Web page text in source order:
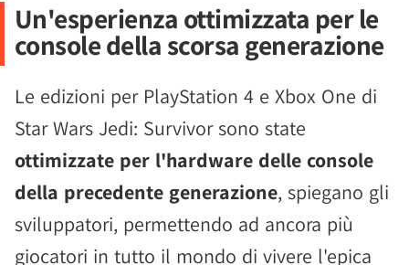
Un'esperienza ottimizzata per le
console della scorsa generazione
Le edizioni per PlayStation 4 e Xbox One di
Star Wars Jedi: Survivor sono state
ottimizzate per l'hardware delle console
della precedente generazione, spiegano gli
sviluppatori, permettendo ad ancora più
giocatori in tutto il mondo di vivere l'epica